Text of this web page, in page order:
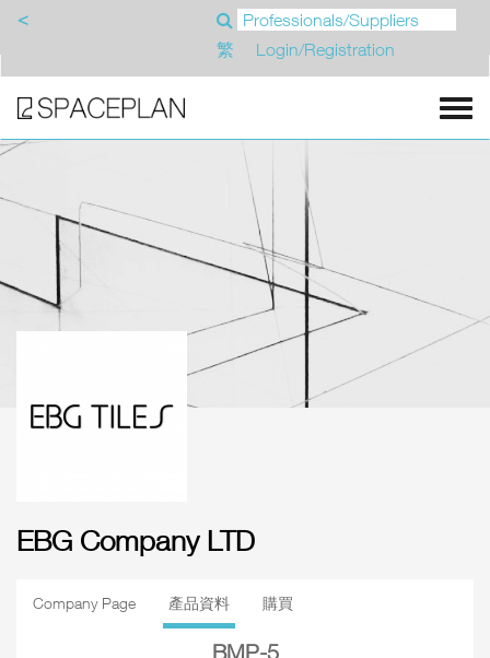
<
繁
Login/Registration
EBG Company LTD
Company Page 產品資料 購買
BMP-5